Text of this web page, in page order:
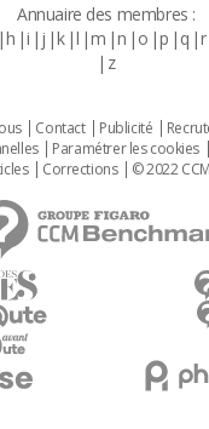
Annuaire des membres :
h i j k l m n o p q r
z
Contact Publicité
Paramétrer les cookies
Corrections © 2022